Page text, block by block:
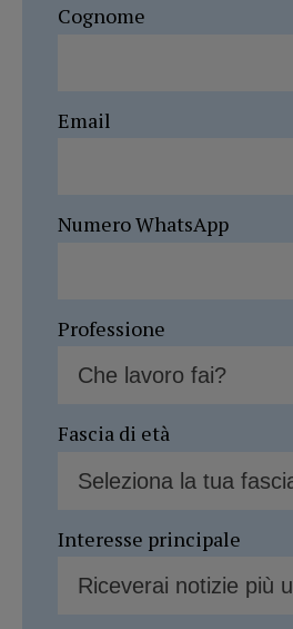
Cognome
Email
Numero WhatsApp
Professione
Fascia di età
Interesse principale